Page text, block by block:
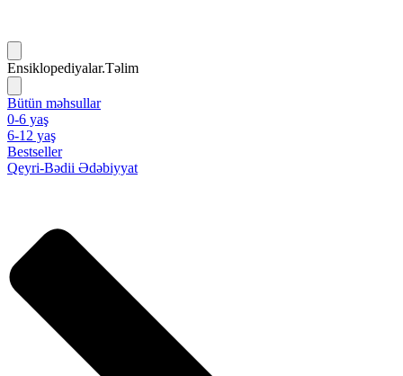
Ensiklopediyalar.Təlim
Bütün məhsullar
0-6 yaş
6-12 yaş
Bestseller
Qeyri-Bədii Ədəbiyyat